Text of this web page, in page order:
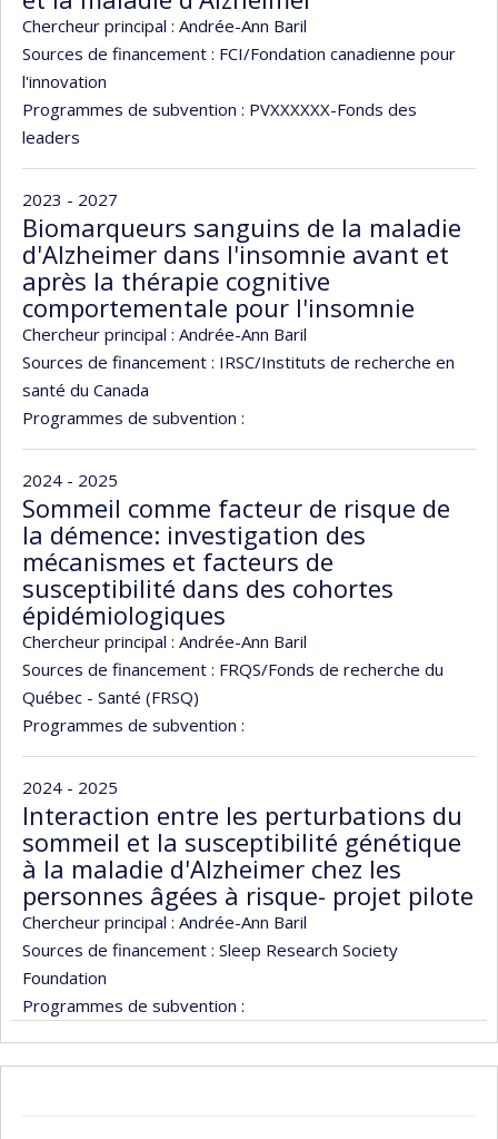
Chercheur principal : Andrée-Ann Baril
Sources de financement : FCI/Fondation canadienne pour
l'innovation
Programmes de subvention : PVXXXXXX-Fonds des
leaders
2023 - 2027
Biomarqueurs sanguins de la maladie
d'Alzheimer dans l'insomnie avant et
après la thérapie cognitive
comportementale pour l'insomnie
Chercheur principal : Andrée-Ann Baril
Sources de financement : IRSC/Instituts de recherche en
santé du Canada
Programmes de subvention :
2024 - 2025
Sommeil comme facteur de risque de
la démence: investigation des
mécanismes et facteurs de
susceptibilité dans des cohortes
épidémiologiques
Chercheur principal : Andrée-Ann Baril
Sources de financement : FRQS/Fonds de recherche du
Québec - Santé (FRSQ)
Programmes de subvention :
2024 - 2025
Interaction entre les perturbations du
sommeil et la susceptibilité génétique
à la maladie d'Alzheimer chez les
personnes âgées à risque- projet pilote
Chercheur principal : Andrée-Ann Baril
Sources de financement : Sleep Research Society
Foundation
Programmes de subvention :